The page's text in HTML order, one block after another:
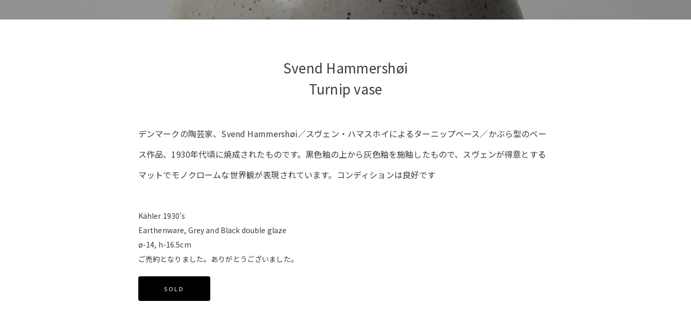
Svend Hammershøi
Turnip vase
デンマークの陶芸家、Svend Hammershøi／スヴェン・ハマスホイによるターニップベース／かぶら型のベー
ス作品、1930年代頃に焼成されたものです。黒色釉の上から灰色釉を施釉したもので、スヴェンが得意とする
マットでモノクロームな世界観が表現されています。コンディションは良好です
Kähler 1930’s
Earthenware, Grey and Black double glaze
ø-14, h-16.5cm
ご売約となりました。ありがとうございました。
SOLD